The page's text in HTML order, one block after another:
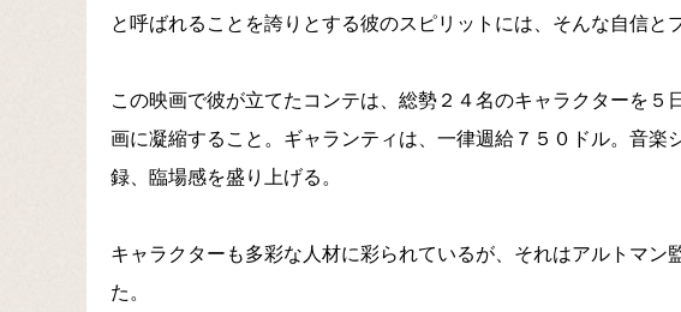
と呼ばれることを誇りとする彼のスピリットには、そんな自信と
この映画で彼が立てたコンテは、総勢２４名のキャラクターを５
画に凝縮すること。ギャランティは、一律週給７５０ドル。音楽
録、臨場感を盛り上げる。
キャラクターも多彩な人材に彩られているが、それはアルトマン
た。